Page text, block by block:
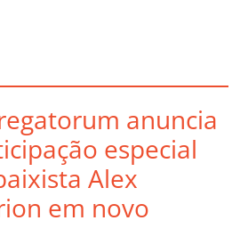
anuncia
especial
Alex
em novo